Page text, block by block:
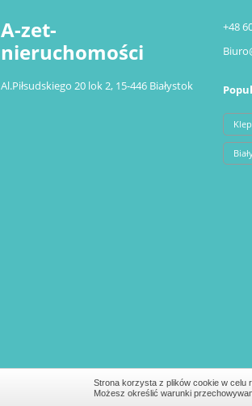
A-zet-
nieruchomości
Al.Piłsudskiego 20 lok 2, 15-446 Białystok
+48
Strona korzysta z plików cookie w celu
Możesz określić warunki